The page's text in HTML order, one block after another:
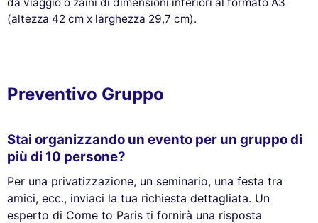
(altezza 42 cm x larghezza 29,7 cm).
Preventivo Gruppo
Stai organizzando un evento per un gruppo di
più di 10 persone?
Per una privatizzazione, un seminario, una festa tra
amici, ecc., inviaci la tua richiesta dettagliata. Un
esperto di Come to Paris ti fornirà una risposta